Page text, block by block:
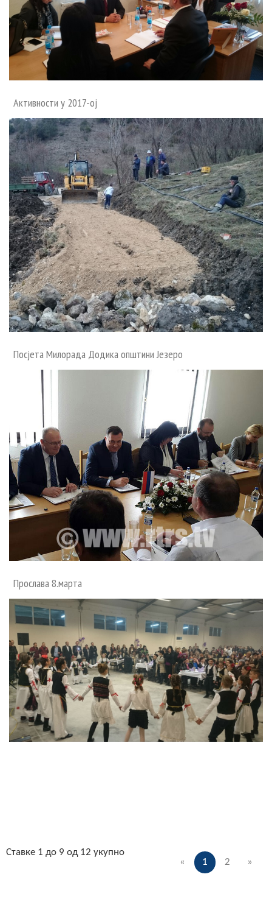
Активности у 2017-ој
Посјета Милорада Додика општини Језеро
Прослава 8.марта
« 1 2 »
Ставке 1 до 9 од 12 укупно